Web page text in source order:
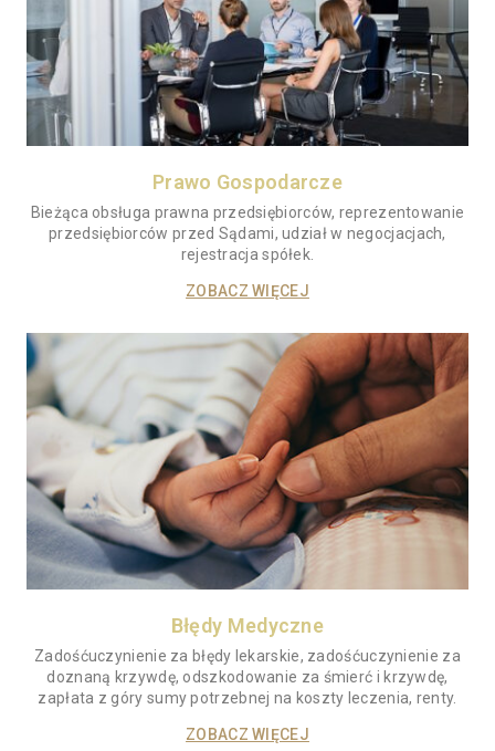
Prawo Gospodarcze
Bieżąca obsługa prawna przedsiębiorców, reprezentowanie
przedsiębiorców przed Sądami, udział w negocjacjach,
rejestracja spółek.
ZOBACZ WIĘCEJ
Błędy Medyczne
Zadośćuczynienie za błędy lekarskie, zadośćuczynienie za
doznaną krzywdę, odszkodowanie za śmierć i krzywdę,
zapłata z góry sumy potrzebnej na koszty leczenia, renty.
ZOBACZ WIĘCEJ